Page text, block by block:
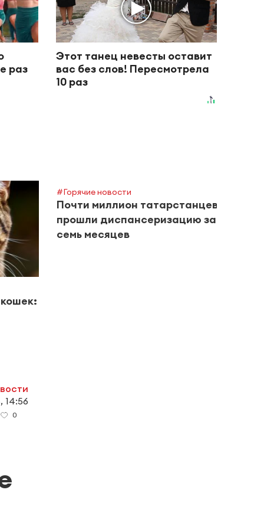
раз
Этот танец невесты оставит
вас без слов! Пересмотрела
10 раз
#Горячие новости
Почти миллион татарстанцев
прошли диспансеризацию за
семь месяцев
14:56
0